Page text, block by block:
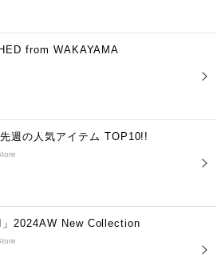
from WAKAYAMA
先週の人気アイテム TOP10!!
」2024AW New Collection